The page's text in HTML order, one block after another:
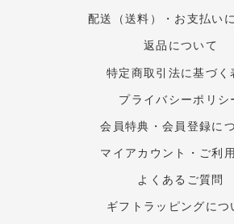
配送（送料）・お支払い
返品について
特定商取引法に基づく
プライバシーポリシ
会員特典・会員登録に
マイアカウント・ご利
よくあるご質問
ギフトラッピングにつ